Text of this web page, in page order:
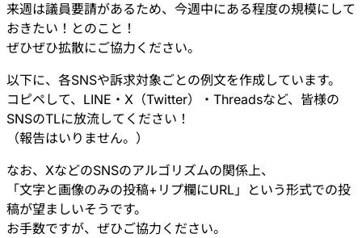
来週は議員要請があるため、今週中にある程度の規模にして
おきたい！とのこと！
ぜひぜひ拡散にご協力ください。
以下に、各SNSや訴求対象ごとの例文を作成しています。
コピペして、LINE・X（Twitter）・Threadsなど、皆様の
SNSのTLに放流してください！
（報告はいりません。）
なお、XなどのSNSのアルゴリズムの関係上、
「文字と画像のみの投稿+リプ欄にURL」という形式での投
稿が望ましいそうです。
お手数ですが、ぜひご協力ください。